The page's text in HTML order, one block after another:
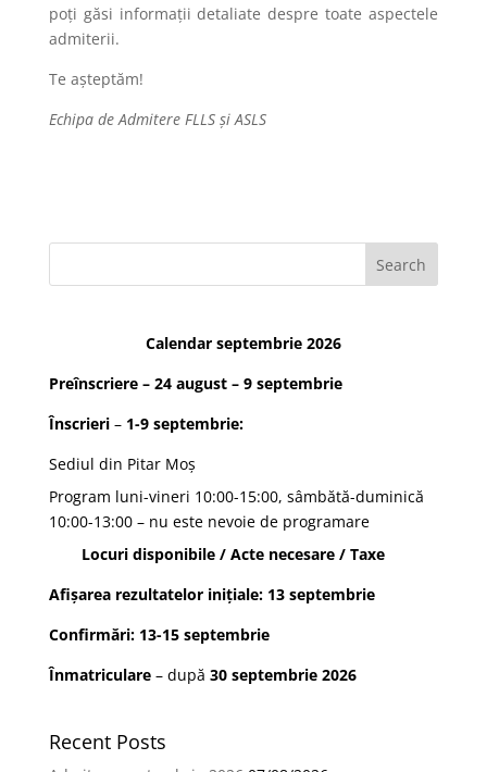
poți găsi informații detaliate despre toate aspectele
admiterii.
Te așteptăm!
Echipa de Admitere FLLS și ASLS
Calendar septembrie 2026
Preînscriere– 24 august – 9 septembrie
Înscrieri – 1-9 septembrie:
Sediul din Pitar Moș
Program luni-vineri 10:00-15:00, sâmbătă-duminică
10:00-13:00 – nu este nevoie de programare
Locuri disponibile/ Acte necesare/ Taxe
Afișarea rezultatelorinițiale: 13 septembrie
Confirmări: 13-15 septembrie
Înmatriculare– după 30 septembrie 2026
Recent Posts